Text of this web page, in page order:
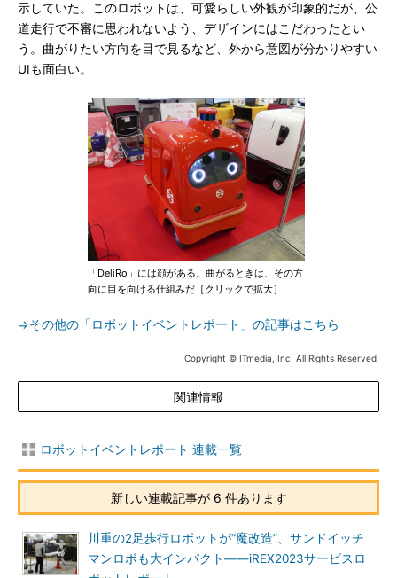
示していた。このロボットは、可愛らしい外観が印象的だが、公
道走行で不審に思われないよう、デザインにはこだわったとい
う。曲がりたい方向を目で見るなど、外から意図が分かりやすい
UIも面白い。
「DeliRo」には顔がある。曲がるときは、その方
向に目を向ける仕組みだ［クリックで拡大］
⇒その他の「ロボットイベントレポート」の記事はこちら
Copyright © ITmedia, Inc. All Rights Reserved.
関連情報
ロボットイベントレポート 連載一覧
新しい連載記事が 6 件あります
川重の2足歩行ロボットが“魔改造”、サンドイッチ
マンロボも大インパクト――iREX2023サービスロ